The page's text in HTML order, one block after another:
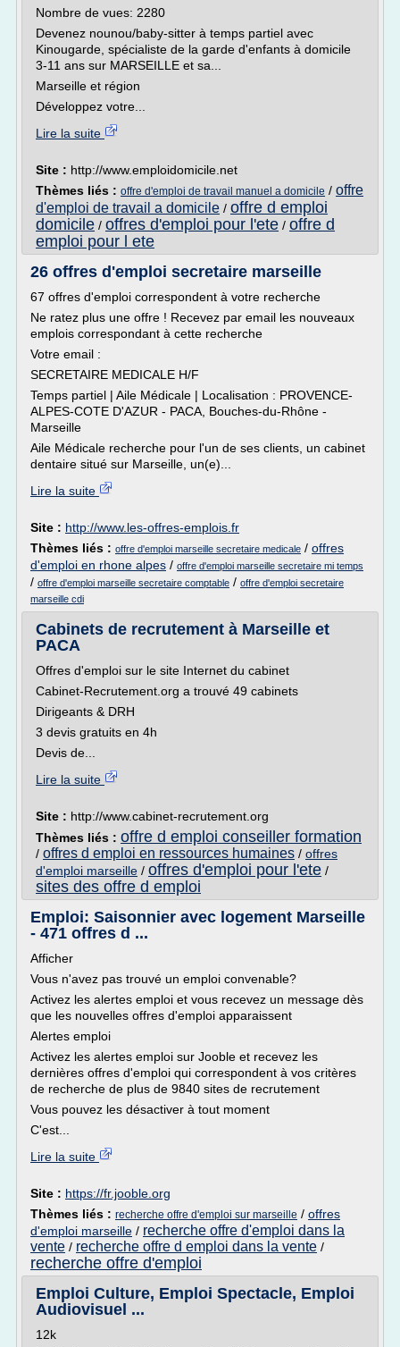
Nombre de vues: 2280
Devenez nounou/baby-sitter à temps partiel avec
Kinougarde, spécialiste de la garde d'enfants à domicile
3-11 ans sur MARSEILLE et sa...
Marseille et région
Développez votre...
Lire la suite
Site : http://www.emploidomicile.net
Thèmes liés : offre d'emploi de travail manuel a domicile / offre
d'emploi de travail a domicile / offre d emploi
domicile / offres d'emploi pour l'ete / offre d
emploi pour l ete
26 offres d'emploi secretaire marseille
67 offres d'emploi correspondent à votre recherche
Ne ratez plus une offre ! Recevez par email les nouveaux
emplois correspondant à cette recherche
Votre email :
SECRETAIRE MEDICALE H/F
Temps partiel | Aile Médicale | Localisation : PROVENCE-
ALPES-COTE D'AZUR - PACA, Bouches-du-Rhône -
Marseille
Aile Médicale recherche pour l'un de ses clients, un cabinet
dentaire situé sur Marseille, un(e)...
Lire la suite
Site : http://www.les-offres-emplois.fr
Thèmes liés : offre d'emploi marseille secretaire medicale / offres
d'emploi en rhone alpes / offre d'emploi marseille secretaire mi temps
/ offre d'emploi marseille secretaire comptable / offre d'emploi secretaire
marseille cdi
Cabinets de recrutement à Marseille et
PACA
Offres d'emploi sur le site Internet du cabinet
Cabinet-Recrutement.org a trouvé 49 cabinets
Dirigeants & DRH
3 devis gratuits en 4h
Devis de...
Lire la suite
Site : http://www.cabinet-recrutement.org
Thèmes liés : offre d emploi conseiller formation
/ offres d emploi en ressources humaines / offres
d'emploi marseille / offres d'emploi pour l'ete /
sites des offre d emploi
Emploi: Saisonnier avec logement Marseille
- 471 offres d ...
Afficher
Vous n'avez pas trouvé un emploi convenable?
Activez les alertes emploi et vous recevez un message dès
que les nouvelles offres d'emploi apparaissent
Alertes emploi
Activez les alertes emploi sur Jooble et recevez les
dernières offres d'emploi qui correspondent à vos critères
de recherche de plus de 9840 sites de recrutement
Vous pouvez les désactiver à tout moment
C'est...
Lire la suite
Site : https://fr.jooble.org
Thèmes liés : recherche offre d'emploi sur marseille / offres
d'emploi marseille / recherche offre d'emploi dans la
vente / recherche offre d emploi dans la vente /
recherche offre d'emploi
Emploi Culture, Emploi Spectacle, Emploi
Audiovisuel ...
12k